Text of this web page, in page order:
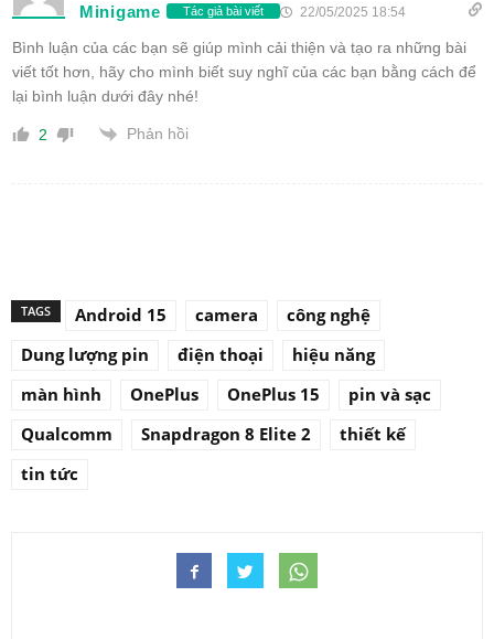
Minigame Tác giả bài viết 22/05/2025 18:54
Bình luận của các bạn sẽ giúp mình cải thiện và tạo ra những bài
viết tốt hơn, hãy cho mình biết suy nghĩ của các bạn bằng cách để
lại bình luận dưới đây nhé!
2 Phản hồi
TAGS Android 15 camera
công nghệ
Dung lượng pin
điện thoại
hiệu năng
màn hình
OnePlus OnePlus 15
pin và sạc
Qualcomm
Snapdragon 8 Elite 2
thiết kế
tin tức